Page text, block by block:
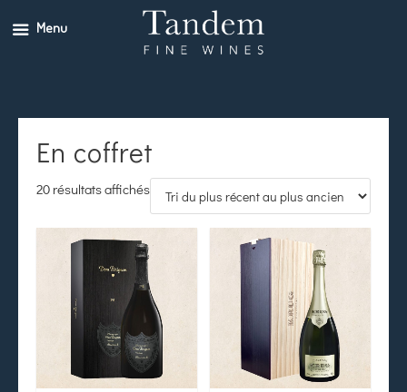
En coffret
20 résultats affichés
Menu